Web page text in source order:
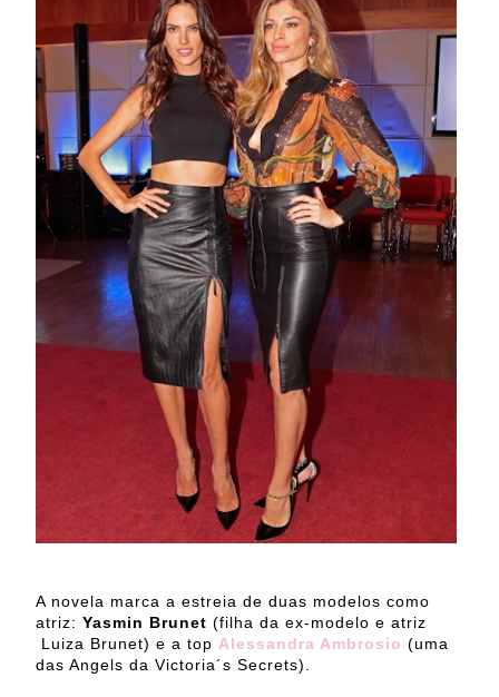
A novela marca a estreia de duas modelos como
atriz: Yasmin Brunet (filha da ex-modelo e atriz
Luiza Brunet) e a top Alessandra Ambrosio (uma
das Angels da Victoria´s Secrets).